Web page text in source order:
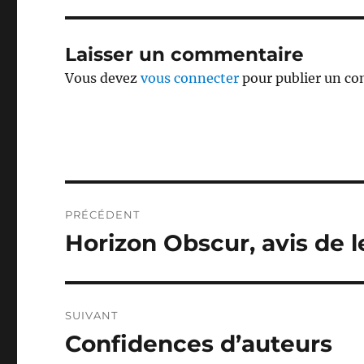
Laisser un commentaire
Vous devezvous connecter pour publier un
de
PRÉCÉDENT
Publication
Horizon Obscur, avis de
SUIVANT
Publication
Confidences d’auteurs